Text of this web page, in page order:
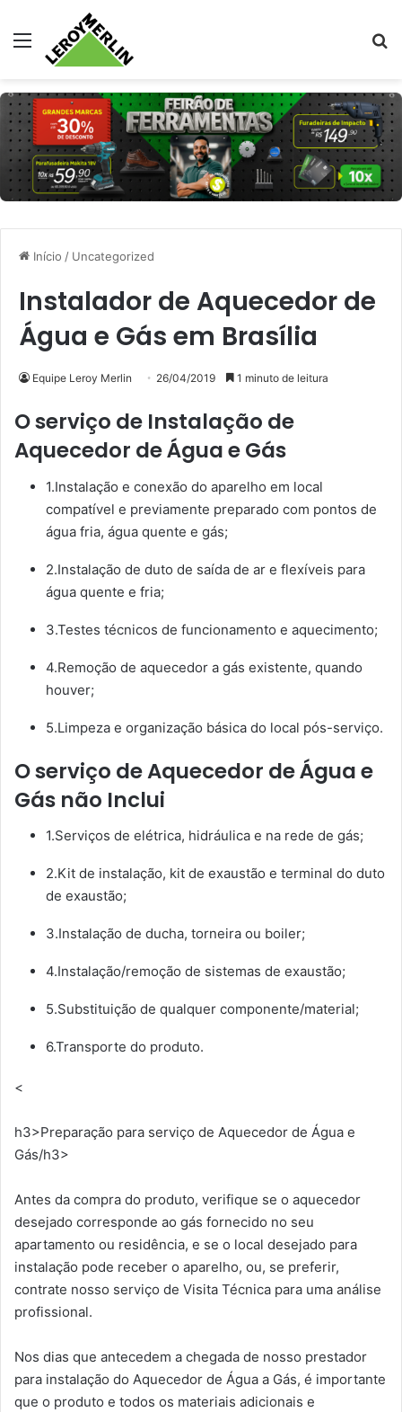
Menu
Início / Uncategorized
Instalador de Aquecedor de
Água e Gás em Brasília
Equipe Leroy Merlin 26/04/2019 1 minuto de leitura
O serviço de Instalação de
Aquecedor de Água e Gás
1.Instalação e conexão do aparelho em local
compatível e previamente preparado com pontos de
água fria, água quente e gás;
2.Instalação de duto de saída de ar e flexíveis para
água quente e fria;
3.Testes técnicos de funcionamento e aquecimento;
4.Remoção de aquecedor a gás existente, quando
houver;
5.Limpeza e organização básica do local pós-serviço.
O serviço de Aquecedor de Água e
Gás não Inclui
1.Serviços de elétrica, hidráulica e na rede de gás;
2.Kit de instalação, kit de exaustão e terminal do duto
de exaustão;
3.Instalação de ducha, torneira ou boiler;
4.Instalação/remoção de sistemas de exaustão;
5.Substituição de qualquer componente/material;
6.Transporte do produto.
<
h3>Preparação para serviço de Aquecedor de Água e
Gás/h3>
Antes da compra do produto, verifique se o aquecedor
desejado corresponde ao gás fornecido no seu
apartamento ou residência, e se o local desejado para
instalação pode receber o aparelho, ou, se preferir,
contrate nosso serviço de Visita Técnica para uma análise
profissional.
Nos dias que antecedem a chegada de nosso prestador
para instalação do Aquecedor de Água a Gás, é importante
que o produto e todos os materiais adicionais e